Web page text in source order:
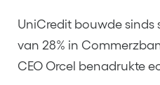
UniCredit bouwde sinds
van 28% in
CEO Orcel benadrukte